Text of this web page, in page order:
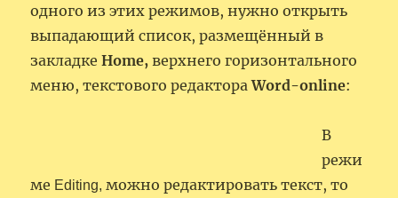
одного из этих режимов, нужно открыть
выпадающий список, размещённый в
закладкеHome,верхнего горизонтального
меню, текстового редактораWord-online:
В
режи
ме Editing, можно редактировать текст, то